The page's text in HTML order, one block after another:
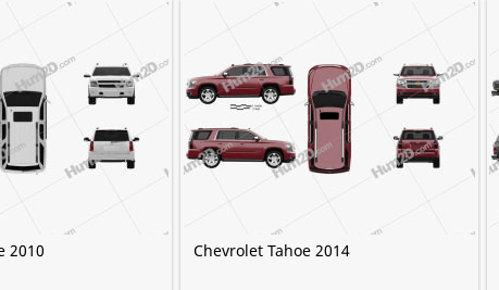
2010 Chevrolet Tahoe 2014